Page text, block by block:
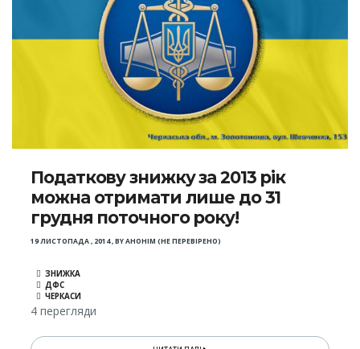
Податкову знижку за 2013 рік
можна отримати лише до 31
грудня поточного року!
19 ЛИСТОПАДА , 2014,BYАНОНІМ (НЕ ПЕРЕВІРЕНО)
ЗНИЖКА
ДФС
ЧЕРКАСИ
4 перегляди